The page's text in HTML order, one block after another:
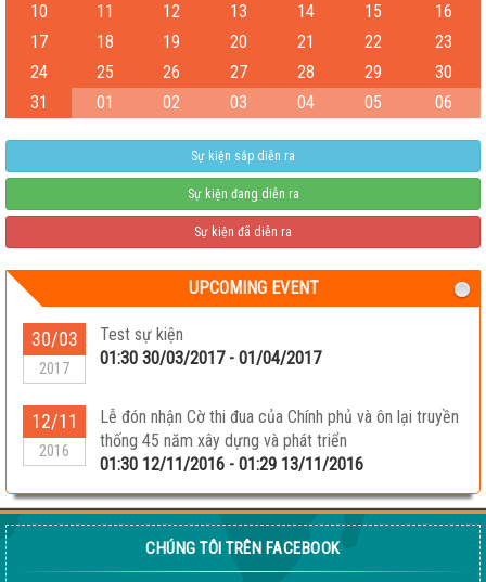
10
11 12 13 14 15
16
17
18 19 20 21 22
23
24
25 26 27 28 29
30
31
01 02 03 04 05 06
Sự kiện sắp diễn ra
Sự kiện đang diễn ra
Sự kiện đã diễn ra
UPCOMING EVENT
30/03
2017
Test sự kiện
01:30 30/03/2017 - 01/04/2017
12/11
2016
Lễ đón nhận Cờ thi đua của Chính phủ và ôn lại truyền
thống 45 năm xây dựng và phát triển
01:30 12/11/2016 - 01:29 13/11/2016
CHÚNG TÔI TRÊN FACEBOOK